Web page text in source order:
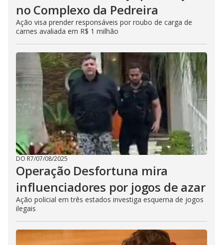
no Complexo da Pedreira
Ação visa prender responsáveis por roubo de carga de
carnes avaliada em R$ 1 milhão
DO R7/07/08/2025
Operação Desfortuna mira
influenciadores por jogos de azar
Ação policial em três estados investiga esquema de jogos
ilegais